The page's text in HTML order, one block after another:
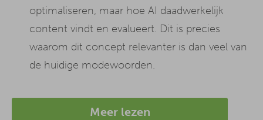
optimaliseren, maar hoe AI daadwerkelijk
content vindt en evalueert. Dit is precies
waarom dit concept relevanter is dan veel van
de huidige modewoorden.
Meer lezen